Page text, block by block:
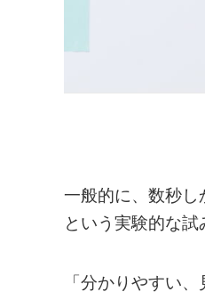
一般的に、数秒し
という実験的な試
「分かりやすい